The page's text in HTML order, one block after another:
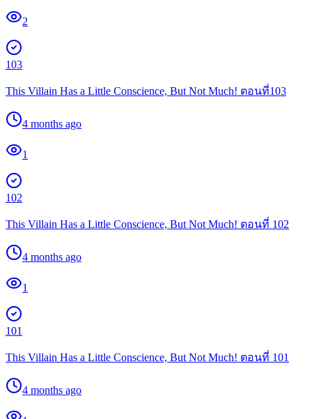
2
103
This Villain Has a Little Conscience, But Not Much! ตอนที่103
4 months ago
1
102
This Villain Has a Little Conscience, But Not Much! ตอนที่ 102
4 months ago
1
101
This Villain Has a Little Conscience, But Not Much! ตอนที่ 101
4 months ago